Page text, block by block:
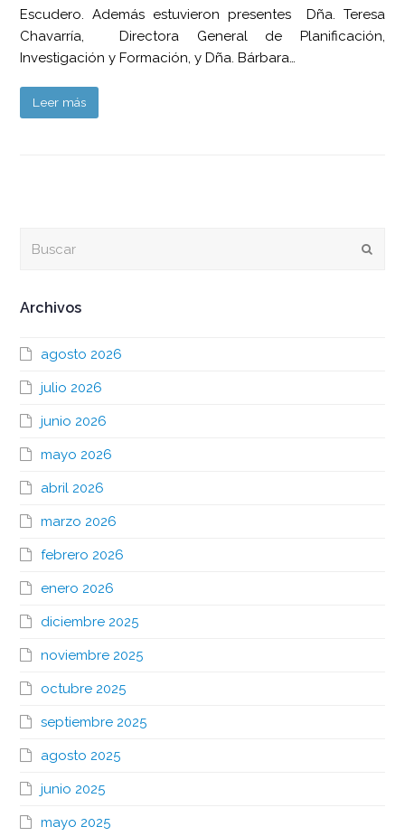
Escudero. Además estuvieron presentes Dña. Teresa
Chavarría, Directora General de Planificación,
Investigación y Formación, y Dña. Bárbara…
Leer más
Archivos
agosto 2026
julio 2026
junio 2026
mayo 2026
abril 2026
marzo 2026
febrero 2026
enero 2026
diciembre 2025
noviembre 2025
octubre 2025
septiembre 2025
agosto 2025
junio 2025
mayo 2025